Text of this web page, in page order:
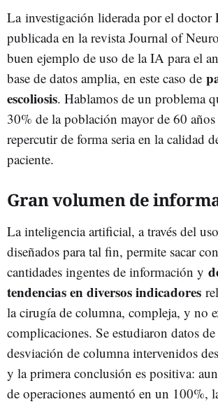
La investigación liderada por el doctor
publicada en la revista Journal of
buen ejemplo de uso de la IA para el
base de datos amplia, en este caso de
escoliosis. Hablamos de un problema
30% de la población mayor de 60
repercutir de forma seria en la calidad
paciente.
Gran volumen de
La inteligencia artificial, a través del
diseñados para tal fin, permite sacar
cantidades ingentes de información y
tendencias en diversos indicadores
la cirugía de columna, compleja, y no
complicaciones. Se estudiaron datos
desviación de columna intervenidos
y la primera conclusión es positiva:
de operaciones aumentó en un 100%,